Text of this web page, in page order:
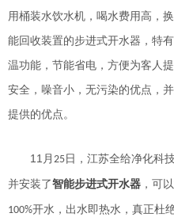
用桶装水饮水机，喝水费用高，
能回收装置的步进式开水器，特
温功能，节能省电，方便为客人
安全，噪音小，无污染的优点，
提供的优点。
11 月 25 日，江苏全给净化科
并安装了智能步进式开水器 ，可
100%开水，出水即热水，真正杜